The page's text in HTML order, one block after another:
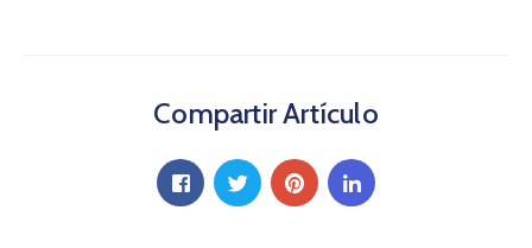
Compartir Artículo